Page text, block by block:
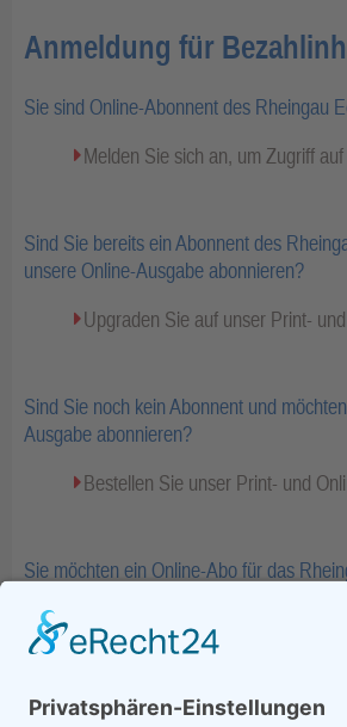
Anmeldung für
Sie sind Online-Abonnent des Rheingau
Melden Sie sich an, um Zugriff
Sind Sie bereits ein Abonnent des
unsere Online-Ausgabe abonnieren?
Upgraden Sie auf unser Print-
Sind Sie noch kein Abonnent und
Ausgabe abonnieren?
Bestellen Sie unser Print- und
Sie möchten ein Online-Abo für das